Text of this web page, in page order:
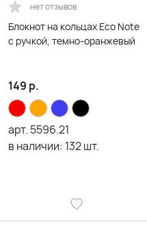
нет отзывов
Блокнот на кольцах Eco Note
с ручкой, темно-оранжевый
149 р.
арт. 5596.21
в наличии: 132шт.